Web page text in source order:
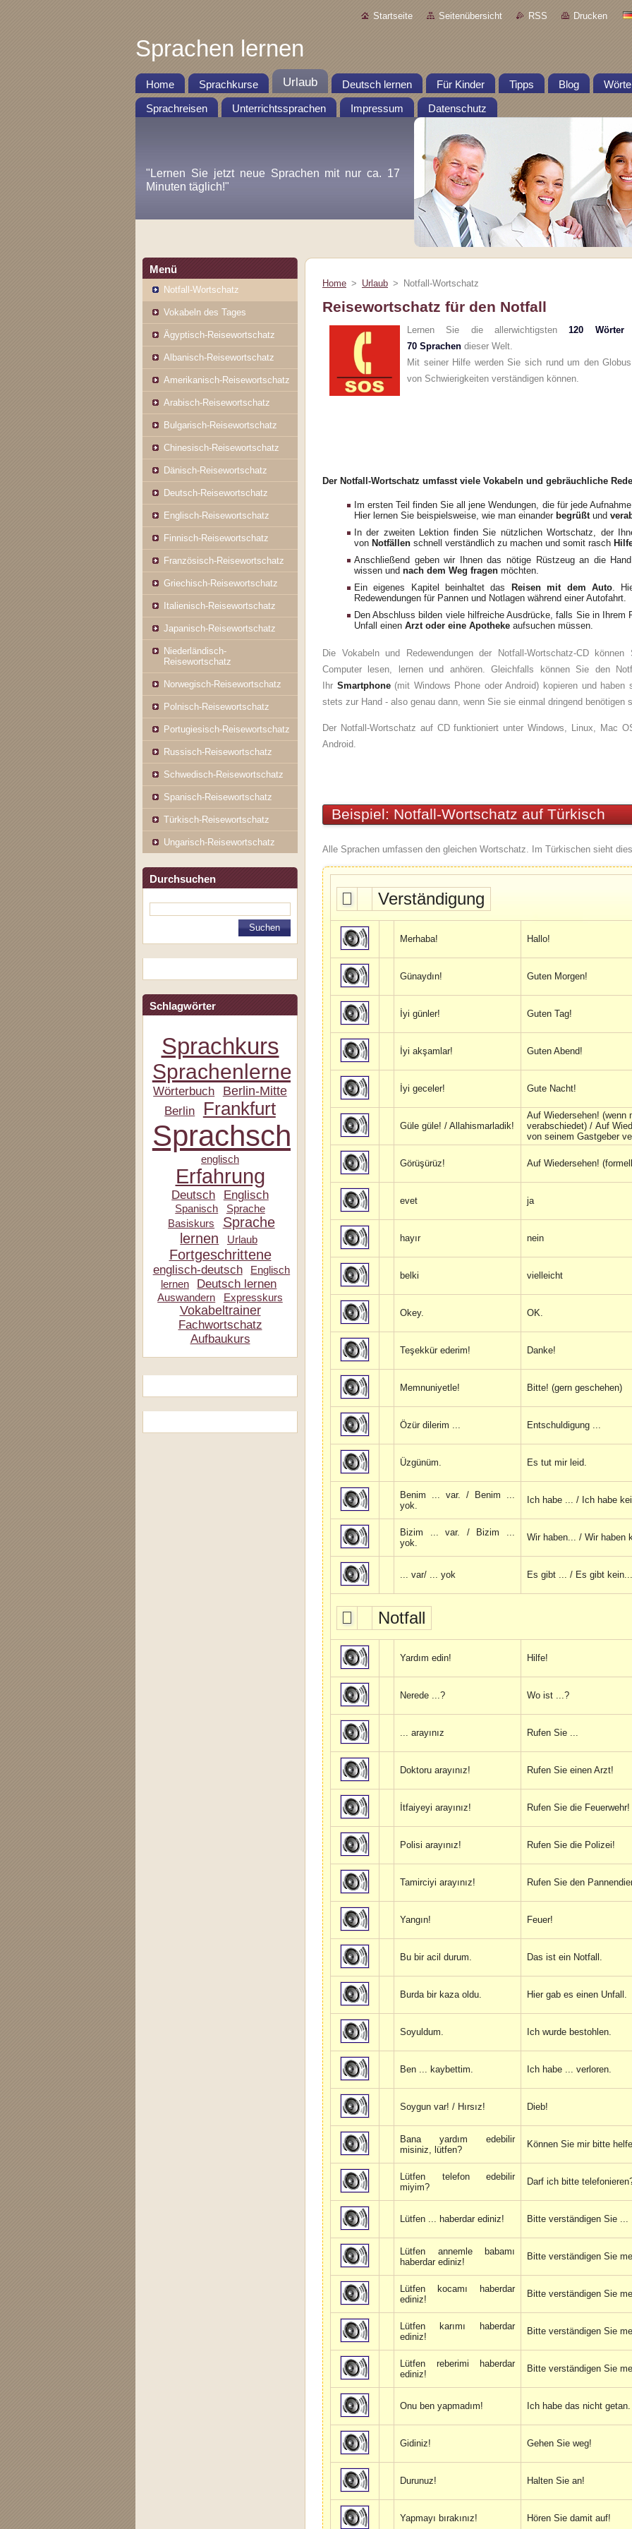
Startseite Seitenübersicht RSS Drucken
Sprachen lernen
Home Sprachkurse Urlaub Deutsch lernen Für Kinder Tipps Blog
Sprachreisen Unterrichtssprachen Impressum Datenschutz
"Lernen Sie jetzt neue Sprachen mit nur ca. 17
Minuten täglich!"
Menü
Notfall-Wortschatz
Vokabeln des Tages
Ägyptisch-Reisewortschatz
Albanisch-Reisewortschatz
Amerikanisch-Reisewortschatz
Arabisch-Reisewortschatz
Bulgarisch-Reisewortschatz
Chinesisch-Reisewortschatz
Dänisch-Reisewortschatz
Deutsch-Reisewortschatz
Englisch-Reisewortschatz
Finnisch-Reisewortschatz
Französisch-Reisewortschatz
Griechisch-Reisewortschatz
Italienisch-Reisewortschatz
Japanisch-Reisewortschatz
Niederländisch-
Reisewortschatz
Norwegisch-Reisewortschatz
Polnisch-Reisewortschatz
Portugiesisch-Reisewortschatz
Russisch-Reisewortschatz
Schwedisch-Reisewortschatz
Spanisch-Reisewortschatz
Türkisch-Reisewortschatz
Ungarisch-Reisewortschatz
Durchsuchen
Schlagwörter
Sprachkurs
Sprachenlernen24
Wörterbuch Berlin-Mitte
Berlin Frankfurt
Sprachschule
englisch
Erfahrung
Deutsch Englisch
Spanisch
Sprache
Basiskurs
Sprache
lernen
Urlaub
Fortgeschrittene
englisch-deutsch
Englisch
lernen
Deutsch lernen
Auswandern Expresskurs
Vokabeltrainer
Fachwortschatz
Aufbaukurs
Home > Urlaub > Notfall-Wortschatz
Reisewortschatz für den Notfall
Lernen Sie die allerwichtigsten120 Wörter
70 Sprachen dieser Welt.
Mit seiner Hilfe werden Sie sich rund um den
von Schwierigkeiten verständigen können.
Der Notfall-Wortschatz umfasst viele Vokabeln und gebräuchliche
Im ersten Teil finden Sie all jene Wendungen, die für jede
Hier lernen Sie beispielsweise, wie man einander begrüßt und
In der zweiten Lektion finden Sie nützlichen Wortschatz, der
von Notfällen schnell verständlich zu machen und somit rasch
Anschließend geben wir Ihnen das nötige Rüstzeug an die
wissen und nach dem Weg fragen möchten.
Ein eigenes Kapitel beinhaltet das
Reisen mit dem Auto.
Redewendungen für Pannen und Notlagen während einer Autofahrt.
Den Abschluss bilden viele hilfreiche Ausdrücke, falls Sie in Ihrem
Unfall einen Arzt oder eine Apotheke aufsuchen müssen.
Die Vokabeln und Redewendungen der Notfall-Wortschatz-CD
Computer lesen, lernen und anhören. Gleichfalls können Sie den
Ihr Smartphone(mit Windows Phone oder Android) kopieren und haben
stets zur Hand - also genau dann, wenn Sie sie einmal dringend benötigen
Der Notfall-Wortschatz auf CD funktioniert unter Windows, Linux, Mac
Android.
Beispiel: Notfall-Wortschatz auf Türkisch
Alle Sprachen umfassen den gleichen Wortschatz. Im Türkischen sieht
Verständigung
Merhaba! Hallo!
Günaydın! Guten Morgen!
İyi günler! Guten Tag!
İyi akşamlar! Guten Abend!
İyi geceler! Gute Nacht!
Güle güle! / Allahismarladik!
Auf Wiedersehen! (wenn
verabschiedet) / Auf
von seinem Gastgeber
Görüşürüz! Auf Wiedersehen!
evet ja
hayır nein
belki vielleicht
Okey. OK.
Teşekkür ederim! Danke!
Memnuniyetle! Bitte! (gern geschehen)
Özür dilerim ... Entschuldigung ...
Üzgünüm. Es tut mir leid.
Benim ... var. / Benim ...
yok.
Ich habe ... / Ich habe
Bizim ... var. / Bizim ...
yok.
Wir haben... / Wir haben
... var/ ... yok Es gibt ... / Es gibt kein...
Notfall
Yardım edin! Hilfe!
Nerede ...? Wo ist ...?
... arayınız Rufen Sie ...
Doktoru arayınız! Rufen Sie einen Arzt!
İtfaiyeyi arayınız! Rufen Sie die Feuerwehr!
Polisi arayınız! Rufen Sie die Polizei!
Tamirciyi arayınız! Rufen Sie den
Yangın! Feuer!
Bu bir acil durum. Das ist ein Notfall.
Burda bir kaza oldu. Hier gab es einen Unfall.
Soyuldum. Ich wurde bestohlen.
Ben ... kaybettim. Ich habe ... verloren.
Soygun var! / Hırsız! Dieb!
Bana yardım edebilir
misiniz, lütfen?
Können Sie mir bitte
Lütfen telefon edebilir
miyim?
Darf ich bitte
Lütfen ... haberdar ediniz! Bitte verständigen Sie ...
Lütfen annemle babamı
haberdar ediniz!
Bitte verständigen Sie
Lütfen kocamı haberdar
ediniz!
Bitte verständigen Sie
Lütfen karımı haberdar
ediniz!
Bitte verständigen Sie
Lütfen reberimi haberdar
ediniz!
Bitte verständigen Sie
Onu ben yapmadım! Ich habe das nicht getan.
Gidiniz! Gehen Sie weg!
Durunuz! Halten Sie an!
Yapmayı bırakınız! Hören Sie damit auf!